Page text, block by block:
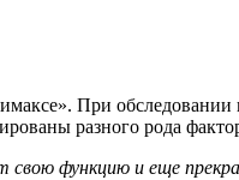
При
разного рода
свою функцию и еще